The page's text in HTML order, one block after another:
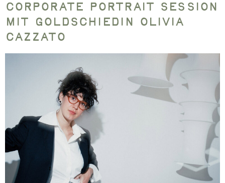
Corporate Portrait Session
mit Goldschiedin Olivia
Cazzato